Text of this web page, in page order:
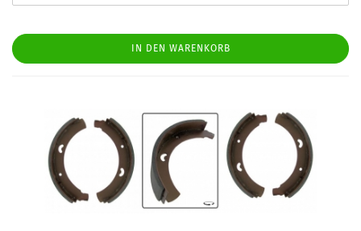
IN DEN WARENKORB